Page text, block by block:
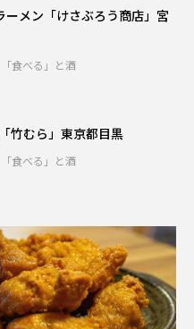
ーメン「けさぶろう商店」宮
「食べる」と酒
竹むら」東京都目黒
「食べる」と酒